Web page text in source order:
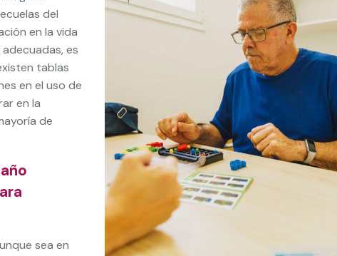
del
en la vida
es
tablas
en el uso de
en la
de
sea en